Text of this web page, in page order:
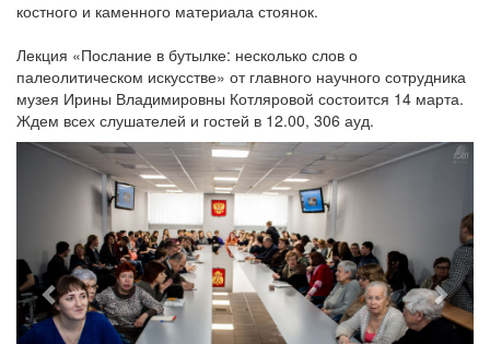
костного и каменного материала стоянок.
Лекция «Послание в бутылке: несколько слов о
палеолитическом искусстве» от главного научного сотрудника
музея Ирины Владимировны Котляровой состоится 14 марта.
Ждем всех слушателей и гостей в 12.00, 306 ауд.